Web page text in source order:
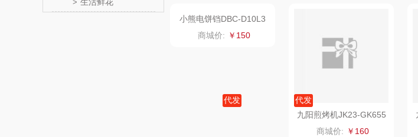
>
（家纺）
福礼掌柜
爱国者 尔木萄
莱克
联创电饼铛DF-BL1031M
乐视电饼铛F741
商城价: ￥198